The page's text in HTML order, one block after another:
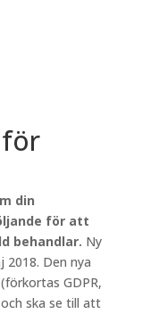
din
för att
behandlar. Ny
2018. Den nya
GDPR,
ska se till att